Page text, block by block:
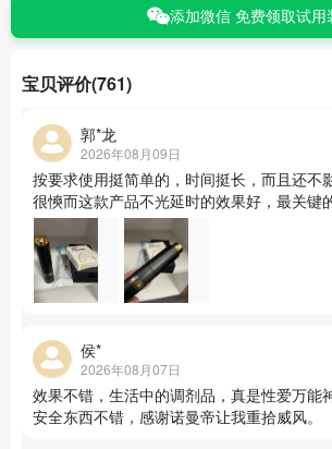
添加微信 免费领取试用
宝贝评价(761)
郭*龙
2026年08月09日
按要求使用挺简单的，时间挺长，而且还不
很慡而这款产品不光延时的效果好，最关键
侯*
2026年08月07日
效果不错，生活中的调剂品，真是性爱万能
安全东西不错，感谢诺曼帝让我重拾威风。